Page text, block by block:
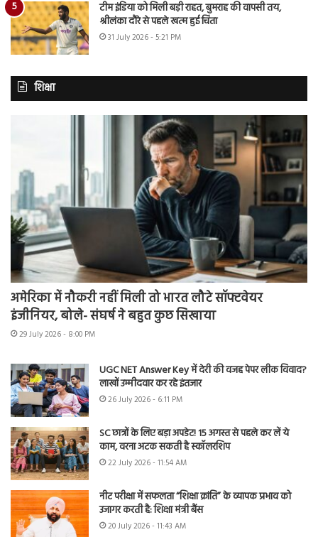
टीम इंडिया को मिली बड़ी राहत, बुमराह की वापसी तय,
श्रीलंका दौरे से पहले खत्म हुई चिंता
31 July 2026 - 5:21 PM
शिक्षा
अमेरिका में नौकरी नहीं मिली तो भारत लौटे सॉफ्टवेयर
इंजीनियर, बोले- संघर्ष ने बहुत कुछ सिखाया
29 July 2026 - 8:00 PM
UGC NET Answer Key में देरी की वजह पेपर लीक विवाद?
लाखों उम्मीदवार कर रहे इंतजार
26 July 2026 - 6:11 PM
SC छात्रों के लिए बड़ा अपडेट! 15 अगस्त से पहले कर लें ये
काम, वरना अटक सकती है स्कॉलरशिप
22 July 2026 - 11:54 AM
नीट परीक्षा में सफलता “शिक्षा क्रांति” के व्यापक प्रभाव को
उजागर करती है: शिक्षा मंत्री बैंस
20 July 2026 - 11:43 AM